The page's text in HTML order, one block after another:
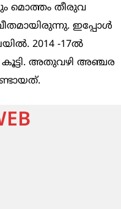
മൊത്തം തീരുവ
ഇപ്പോള്‍
2014 -17ല്‍
അതുവഴി അഞ്ചര